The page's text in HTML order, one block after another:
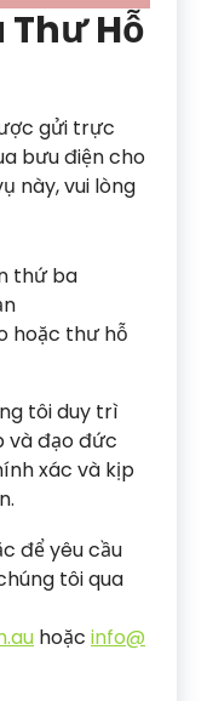
Thư Hỗ
gửi trực
bưu điện cho
này, vui lòng
thứ ba
hoặc thư hỗ
tôi duy trì
và đạo đức
xác và kịp
để yêu cầu
tôi qua
hoặc info@